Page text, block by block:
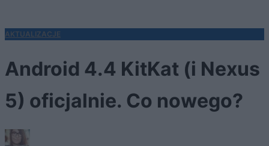
AKTUALIZACJE
Android 4.4 KitKat (i Nexus
5) oficjalnie. Co nowego?